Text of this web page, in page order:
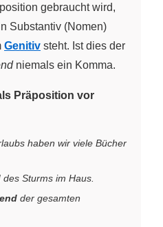
gebraucht wird,
Substantiv (Nomen)
Genitiv steht. Ist dies der
niemals ein Komma.
Präposition vor
haben wir viele Bücher
des Sturms im Haus.
der gesamten